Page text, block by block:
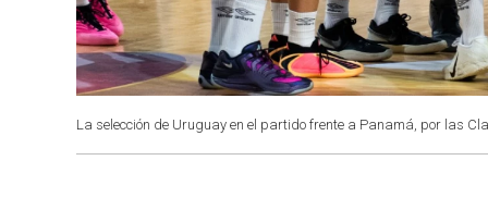
La selección de Uruguay en el partido frente a Panamá, por las